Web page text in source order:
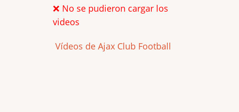
❌ No se pudieron cargar los
videos
Vídeos de Ajax Club Football